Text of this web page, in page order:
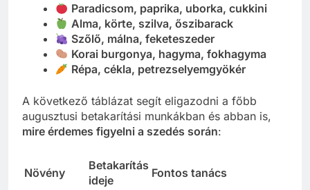
Paradicsom, paprika, uborka, cukkini
Alma, körte, szilva, őszibarack
Szőlő, málna, feketeszeder
Korai burgonya, hagyma, fokhagyma
Répa, cékla, petrezselyemgyökér
A következő táblázat segít eligazodni a főbb
augusztusi betakarítási munkákban és abban is,
mire érdemes figyelni a szedés során:
Növény
Betakarítás
ideje
Fontos tanács